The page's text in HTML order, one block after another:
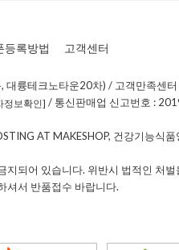
등록방법 고객센터
대륭테크노타운20차) / 고객만족센
정보확인] / 통신판매업 신고번호 :
AT MAKESHOP, 건강기능
되어 있습니다. 위반시 법적인 처벌
셔서 반품접수 바랍니다.